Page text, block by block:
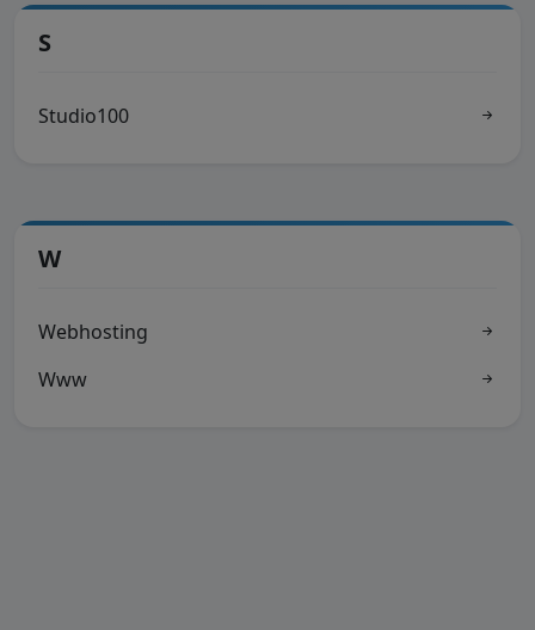
S
Studio100
W
Webhosting
Www